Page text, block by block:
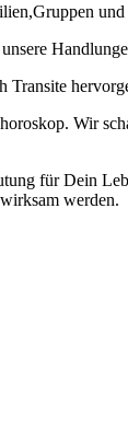
Transite
Wir
für Dein
werden.